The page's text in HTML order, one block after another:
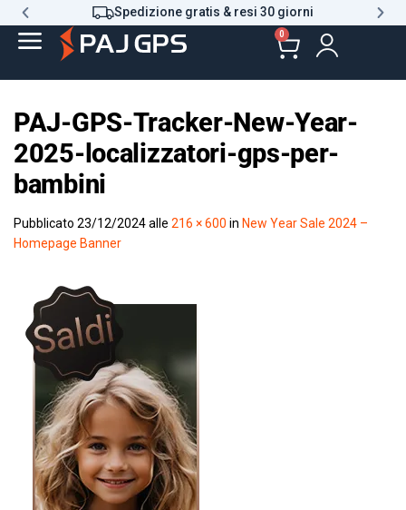
Spedizione gratis & resi 30 giorni
0
PAJ-GPS-Tracker-New-Year-
2025-localizzatori-gps-per-
bambini
Pubblicato 23/12/2024alle 216 × 600 in New Year Sale 2024 –
Homepage Banner